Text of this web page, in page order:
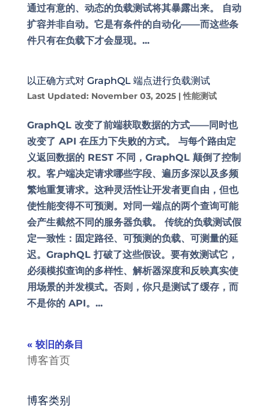
通过有意的、动态的负载测试将其暴露出来。 自动
扩容并非自动。它是有条件的自动化——而这些条
件只有在负载下才会显现。...
以正确方式对 GraphQL 端点进行负载测试
Last Updated: November 03, 2025|性能测试
GraphQL 改变了前端获取数据的方式——同时也
改变了 API 在压力下失败的方式。 与每个路由定
义返回数据的 REST 不同，GraphQL 颠倒了控制
权。客户端决定请求哪些字段、遍历多深以及多频
繁地重复请求。这种灵活性让开发者更自由，但也
使性能变得不可预测。对同一端点的两个查询可能
会产生截然不同的服务器负载。 传统的负载测试假
定一致性：固定路径、可预测的负载、可测量的延
迟。GraphQL 打破了这些假设。要有效测试它，
必须模拟查询的多样性、解析器深度和反映真实使
用场景的并发模式。否则，你只是测试了缓存，而
不是你的 API。...
« 较旧的条目
博客首页
博客类别